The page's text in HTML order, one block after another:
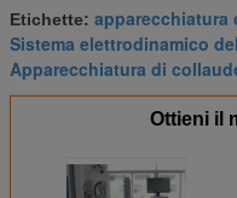
Etichette: apparecchiatura
Sistema elettrodinamico
Apparecchiatura di
Ottieni il